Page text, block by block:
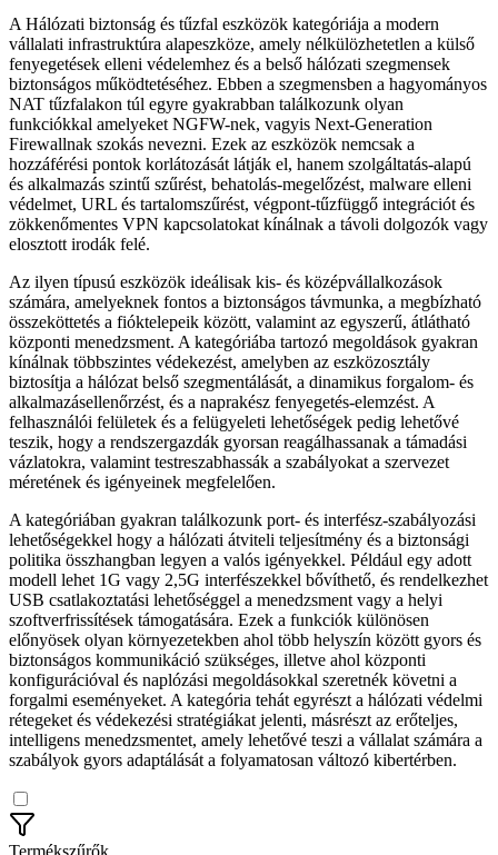
A Hálózati biztonság és tűzfal eszközök kategóriája a modern
vállalati infrastruktúra alapeszköze, amely nélkülözhetetlen a külső
fenyegetések elleni védelemhez és a belső hálózati szegmensek
biztonságos működtetéséhez. Ebben a szegmensben a hagyományos
NAT tűzfalakon túl egyre gyakrabban találkozunk olyan
funkciókkal amelyeket NGFW-nek, vagyis Next-Generation
Firewallnak szokás nevezni. Ezek az eszközök nemcsak a
hozzáférési pontok korlátozását látják el, hanem szolgáltatás-alapú
és alkalmazás szintű szűrést, behatolás-megelőzést, malware elleni
védelmet, URL és tartalomszűrést, végpont-tűzfüggő integrációt és
zökkenőmentes VPN kapcsolatokat kínálnak a távoli dolgozók vagy
elosztott irodák felé.
Az ilyen típusú eszközök ideálisak kis- és középvállalkozások
számára, amelyeknek fontos a biztonságos távmunka, a megbízható
összeköttetés a fióktelepeik között, valamint az egyszerű, átlátható
központi menedzsment. A kategóriába tartozó megoldások gyakran
kínálnak többszintes védekezést, amelyben az eszközosztály
biztosítja a hálózat belső szegmentálását, a dinamikus forgalom- és
alkalmazásellenőrzést, és a naprakész fenyegetés-elemzést. A
felhasználói felületek és a felügyeleti lehetőségek pedig lehetővé
teszik, hogy a rendszergazdák gyorsan reagálhassanak a támadási
vázlatokra, valamint testreszabhassák a szabályokat a szervezet
méretének és igényeinek megfelelően.
A kategóriában gyakran találkozunk port- és interfész-szabályozási
lehetőségekkel hogy a hálózati átviteli teljesítmény és a biztonsági
politika összhangban legyen a valós igényekkel. Például egy adott
modell lehet 1G vagy 2,5G interfészekkel bővíthető, és rendelkezhet
USB csatlakoztatási lehetőséggel a menedzsment vagy a helyi
szoftverfrissítések támogatására. Ezek a funkciók különösen
előnyösek olyan környezetekben ahol több helyszín között gyors és
biztonságos kommunikáció szükséges, illetve ahol központi
konfigurációval és naplózási megoldásokkal szeretnék követni a
forgalmi eseményeket. A kategória tehát egyrészt a hálózati védelmi
rétegeket és védekezési stratégiákat jelenti, másrészt az erőteljes,
intelligens menedzsmentet, amely lehetővé teszi a vállalat számára a
szabályok gyors adaptálását a folyamatosan változó kibertérben.
Termékszűrők